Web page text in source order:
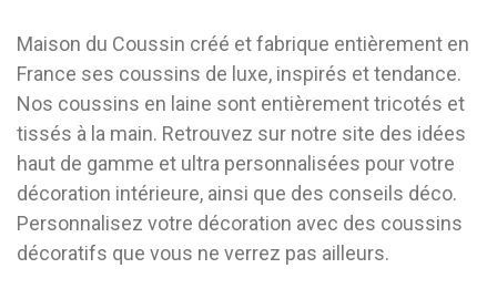
Maison du Coussin créé et fabrique entièrement en
France ses coussins de luxe, inspirés et tendance.
Nos coussins en laine sont entièrement tricotés et
tissés à la main. Retrouvez sur notre site des idées
haut de gamme et ultra personnalisées pour votre
décoration intérieure, ainsi que des conseils déco.
Personnalisez votre décoration avec des coussins
décoratifs que vous ne verrez pas ailleurs.